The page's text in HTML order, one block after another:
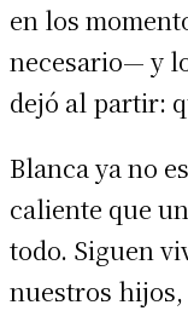
en los
necesario— y
dejó al partir:
Blanca ya no
caliente que
todo. Siguen
nuestros hijos,